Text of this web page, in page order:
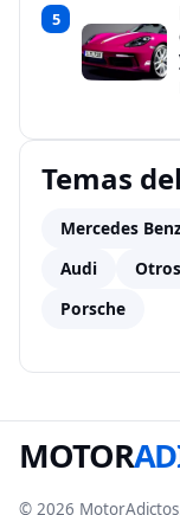
5
Temas
Mercedes
Audi
Otros
Porsche
MOTOR
© 2026